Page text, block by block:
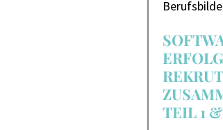
TEIL 1